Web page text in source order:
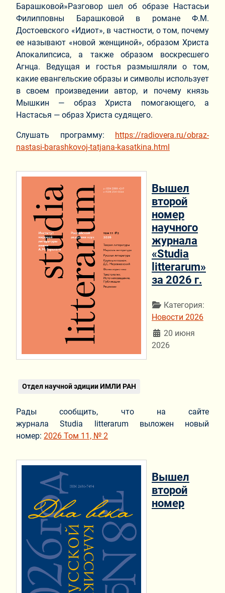
Барашковой»Разговор шел об образе Настасьи
Филипповны Барашковой в романе Ф.М.
Достоевского «Идиот», в частности, о том, почему
ее называют «новой женщиной», образом Христа
Апокалипсиса, а также образом воскресшего
Агнца. Ведущая и гостья размышляли о том,
какие евангельские образы и символы использует
в своем произведении автор, и почему князь
Мышкин — образ Христа помогающего, а
Настасья — образ Христа судящего.
Слушать программу:
https://radiovera.ru/obraz-
nastasi-barashkovoj-tatjana-kasatkina.html
Вышел
второй
номер
научного
журнала
«Studia
litterarum»
за 2026 г.
Информация о
Категория:
Новости 2026
20 июня
2026
Отдел научной эдиции ИМЛИ РАН
Рады сообщить, что на сайте
журнала Studia litterarum выложен новый
номер: 2026 Том 11, № 2
Вышел
второй
номер